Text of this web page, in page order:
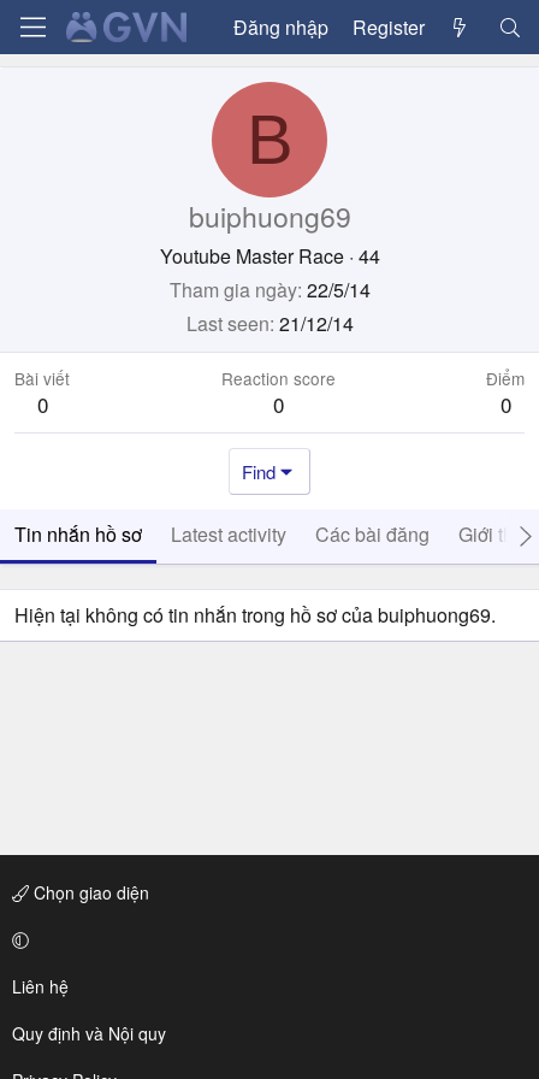
Đăng nhập Register
B
buiphuong69
Youtube Master Race · 44
Tham gia ngày 22/5/14
Last seen 21/12/14
Bài viết
0
Reaction score
0
Điểm
0
Find
Tin nhắn hồ sơ Latest activity Các bài đăng Giới thiệu
Hiện tại không có tin nhắn trong hồ sơ của buiphuong69.
Chọn giao diện
Liên hệ
Quy định và Nội quy